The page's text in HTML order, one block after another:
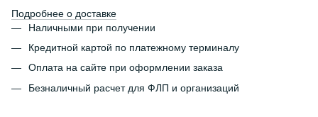
Подробнее о доставке
Наличными при получении
Кредитной картой по платежному терминалу
Оплата на сайте при оформлении заказа
Безналичный расчет для ФЛП и организаций